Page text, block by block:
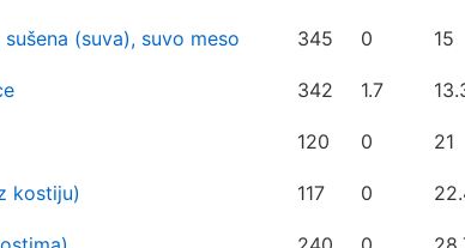
(suva), suvo meso 345 0 15
342 1.7
120 0 21
kostiju) 117 0